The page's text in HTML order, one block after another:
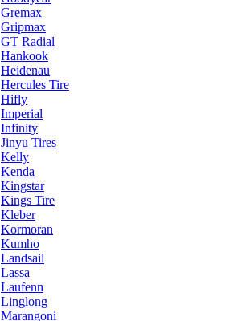
Gremax
Gripmax
GT Radial
Hankook
Heidenau
Hercules Tire
Hifly
Imperial
Infinity
Jinyu Tires
Kelly
Kenda
Kingstar
Kings Tire
Kleber
Kormoran
Kumho
Landsail
Lassa
Laufenn
Linglong
Marangoni